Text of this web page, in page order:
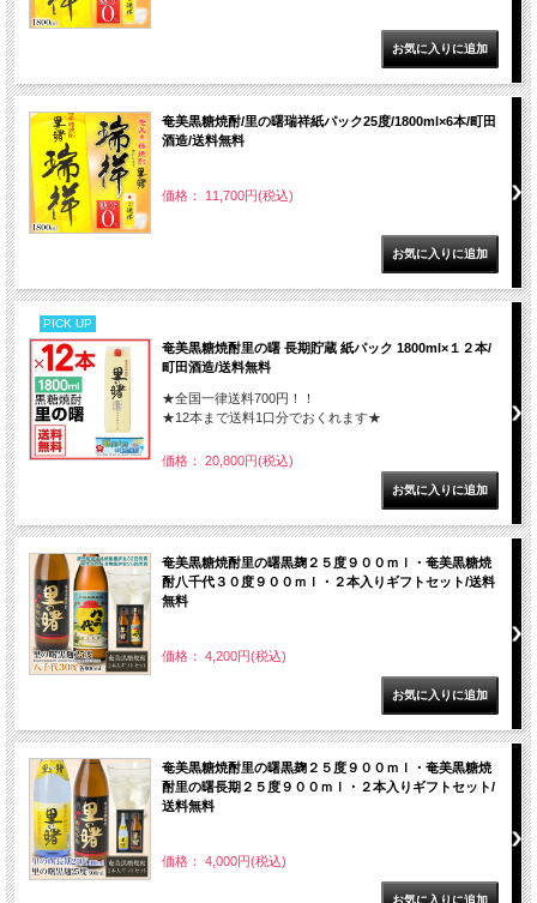
奄美黒糖焼酎/里の曙瑞祥紙パック25度/1800ml×6本/町田
酒造/送料無料
価格： 11,700円(税込)
PICK UP
奄美黒糖焼酎里の曙 長期貯蔵 紙パック 1800ml×１２本/
町田酒造/送料無料
★全国一律送料700円！！
★12本まで送料1口分でおくれます★
価格： 20,800円(税込)
奄美黒糖焼酎里の曙黒麹２５度９００ｍｌ・奄美黒糖焼
酎八千代３０度９００ｍｌ・２本入りギフトセット/送料
無料
価格： 4,200円(税込)
奄美黒糖焼酎里の曙黒麹２５度９００ｍｌ・奄美黒糖焼
酎里の曙長期２５度９００ｍｌ・２本入りギフトセット/
送料無料
価格： 4,000円(税込)